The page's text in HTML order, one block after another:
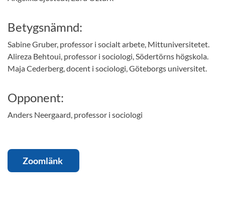
Betygsnämnd:
Sabine Gruber, professor i socialt arbete, Mittuniversitetet.
Alireza Behtoui, professor i sociologi, Södertörns högskola.
Maja Cederberg, docent i sociologi, Göteborgs universitet.
Opponent:
Anders Neergaard, professor i sociologi
Zoomlänk